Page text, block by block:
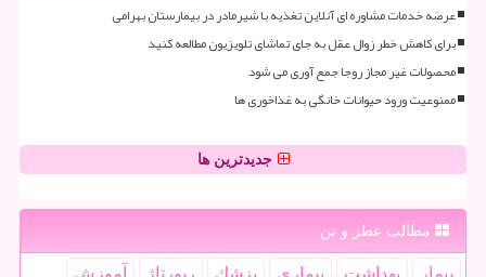
عرضه خدمات مشاوره ای آنلاین تغذیه با شیرمادر در بیمارستان بهرامی
برای کاهش خطر زوال عقل به جای تماشای تلویزیون مطالعه کنید
محصولات غیر مجاز روجا جمع آوری می شود
ممنوعیت ورود حیوانات خانگی به غذاخوری ها
جدیدترین ها
مطالب عطر و تن
بیمار بهداشت بیماری پزشك رپورتاژ آموزش